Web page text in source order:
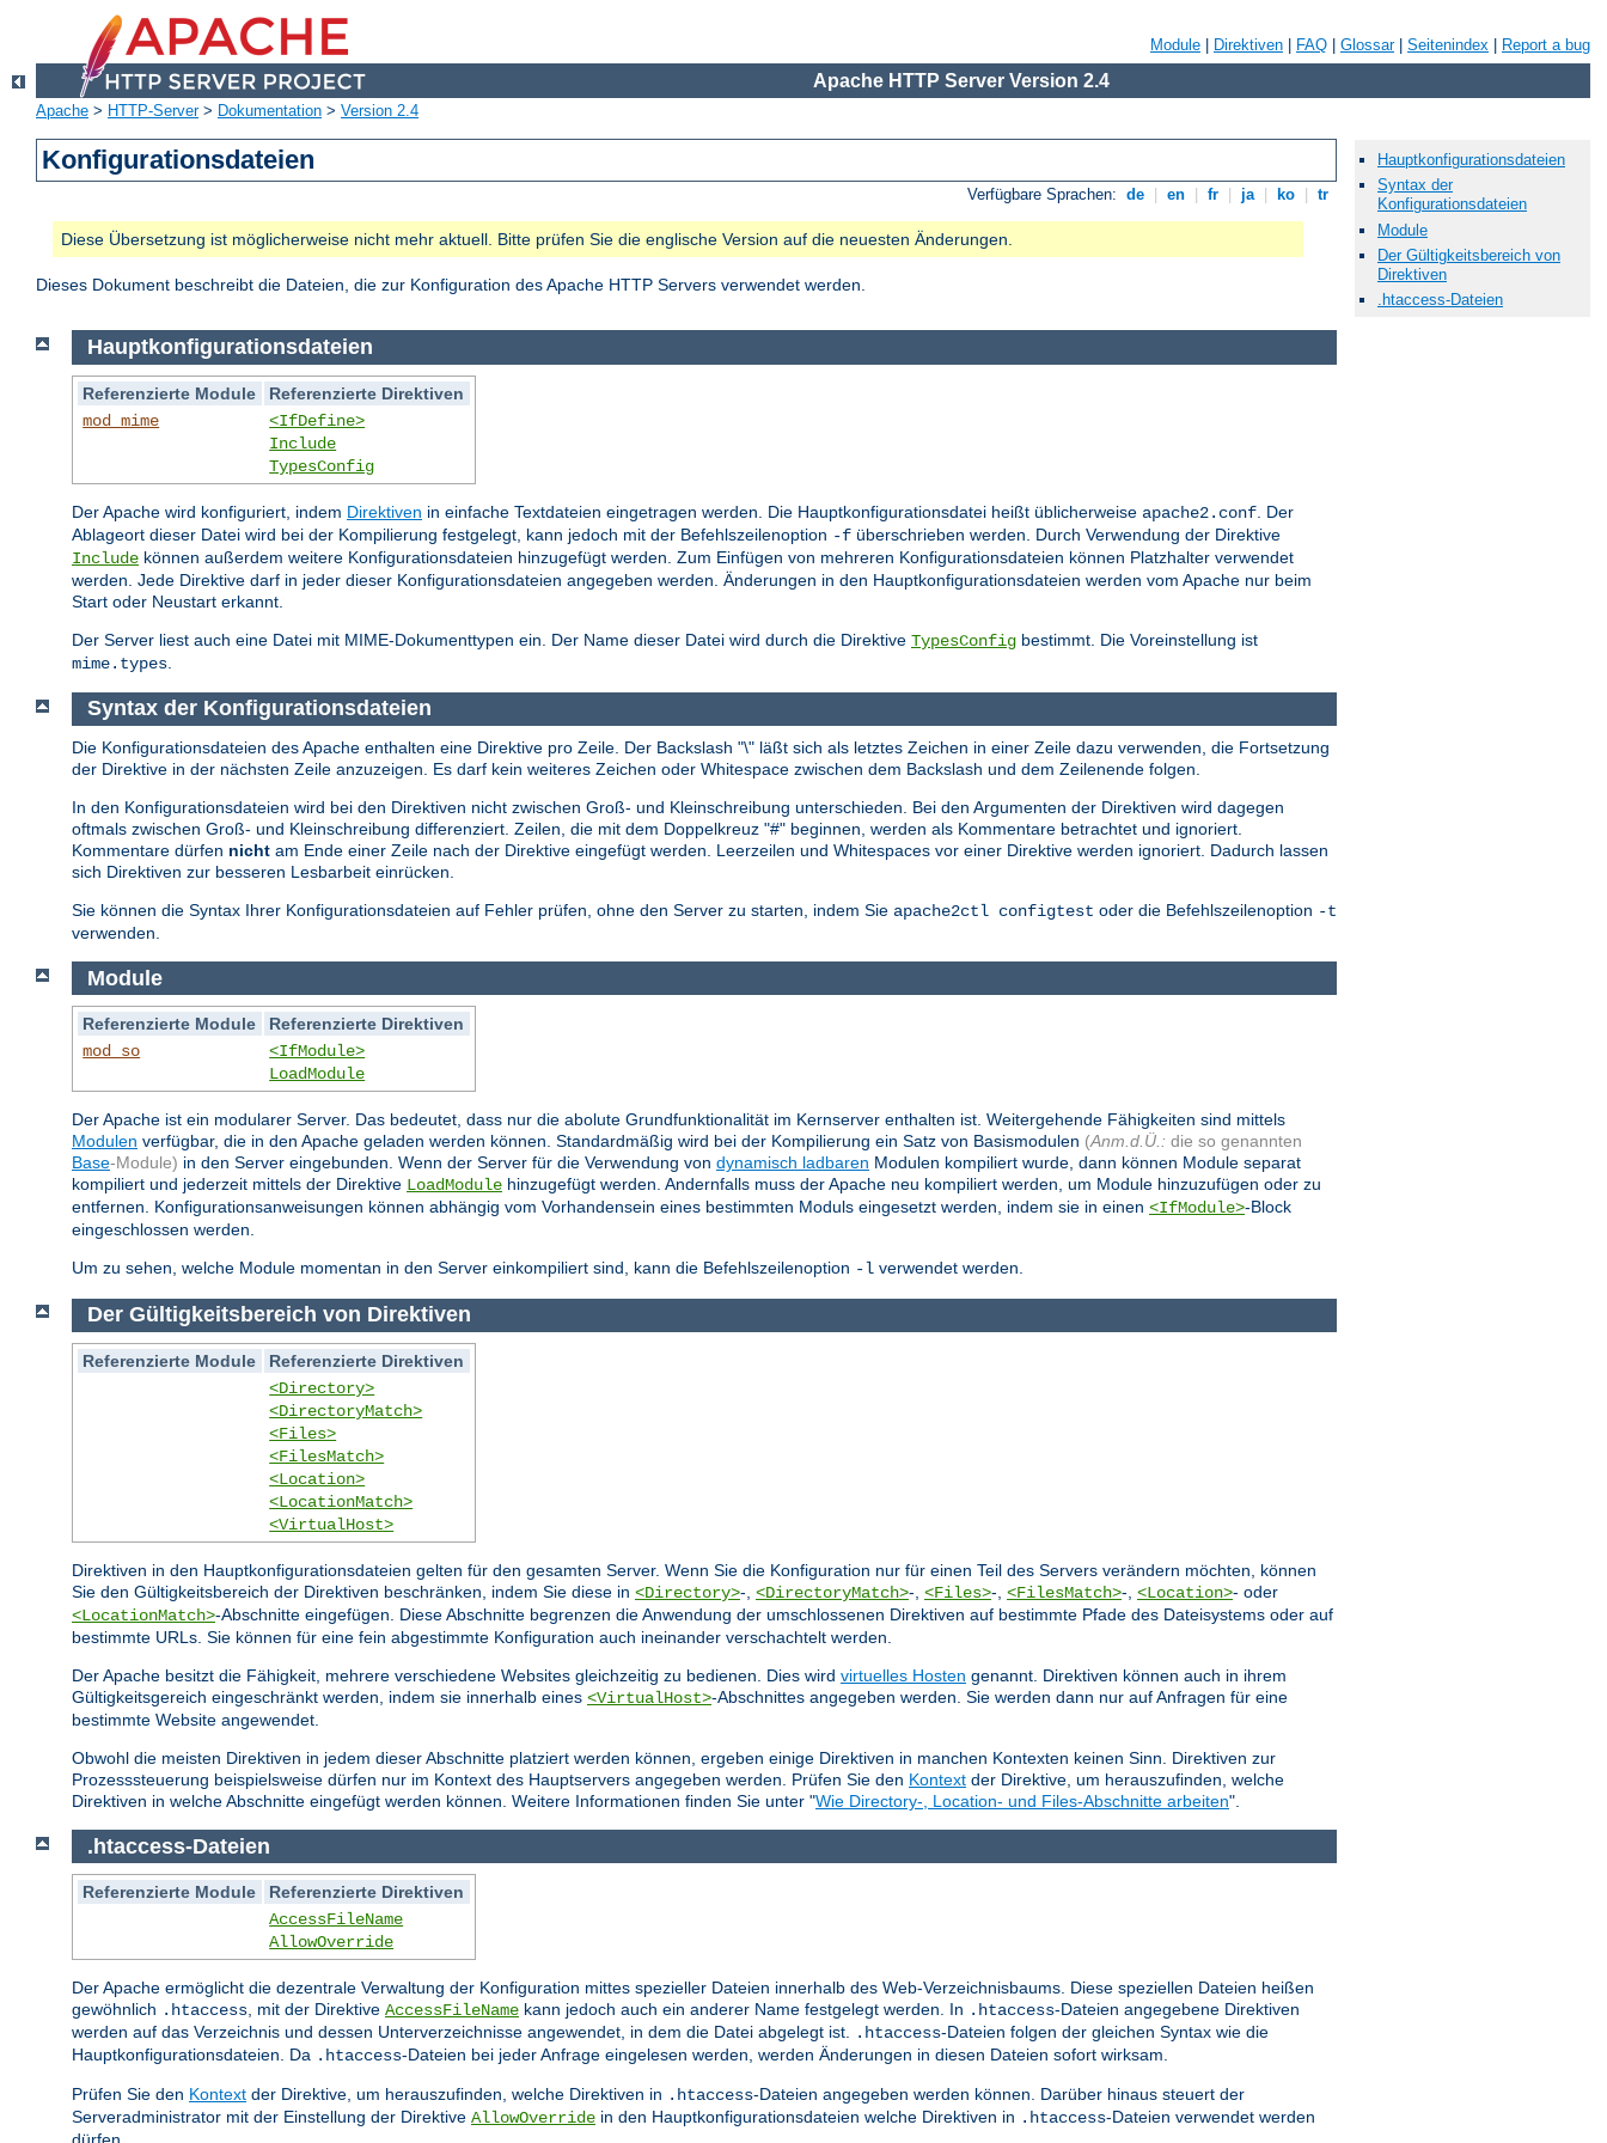
Module Direktiven FAQ Glossar| Seitenindex Report a bug
Apache HTTP Server Version 2.4
Apache > HTTP-Server> Dokumentation > Version 2.4
Konfigurationsdateien
Verfügbare Sprachen: de en fr ja ko tr
Diese Übersetzung ist möglicherweise nicht mehr aktuell. Bitte prüfen Sie die englische Version auf die neuesten Änderungen.
Dieses Dokument beschreibt die Dateien, die zur Konfiguration des Apache HTTP Servers verwendet werden.
Hauptkonfigurationsdateien
Referenzierte Module
Referenzierte Direktiven
mod_mime
<IfDefine>
Include
TypesConfig
Der Apache wird konfiguriert, indem Direktiven in einfache Textdateien eingetragen werden. Die Hauptkonfigurationsdatei heißt üblicherweise apache2.conf . Der
Ablageort dieser Datei wird bei der Kompilierung festgelegt, kann jedoch mit der Befehlszeilenoption -f überschrieben werden. Durch Verwendung der Direktive
Include können außerdem weitere Konfigurationsdateien hinzugefügt werden. Zum Einfügen von mehreren Konfigurationsdateien können Platzhalter verwendet
werden. Jede Direktive darf in jeder dieser Konfigurationsdateien angegeben werden. Änderungen in den Hauptkonfigurationsdateien werden vom Apache nur beim
Start oder Neustart erkannt.
Der Server liest auch eine Datei mit MIME-Dokumenttypen ein. Der Name dieser Datei wird durch die Direktive TypesConfig bestimmt. Die Voreinstellung ist
mime.types
Syntax der Konfigurationsdateien
Die Konfigurationsdateien des Apache enthalten eine Direktive pro Zeile. Der Backslash "\" läßt sich als letztes Zeichen in einer Zeile dazu verwenden, die Fortsetzung
der Direktive in der nächsten Zeile anzuzeigen. Es darf kein weiteres Zeichen oder Whitespace zwischen dem Backslash und dem Zeilenende folgen.
In den Konfigurationsdateien wird bei den Direktiven nicht zwischen Groß- und Kleinschreibung unterschieden. Bei den Argumenten der Direktiven wird dagegen
oftmals zwischen Groß- und Kleinschreibung differenziert. Zeilen, die mit dem Doppelkreuz "#" beginnen, werden als Kommentare betrachtet und ignoriert.
Kommentare dürfen nicht am Ende einer Zeile nach der Direktive eingefügt werden. Leerzeilen und Whitespaces vor einer Direktive werden ignoriert. Dadurch lassen
sich Direktiven zur besseren Lesbarbeit einrücken.
Sie können die Syntax Ihrer Konfigurationsdateien auf Fehler prüfen, ohne den Server zu starten, indem Sie apache2ctl configtest oder die Befehlszeilenoption -t
verwenden.
Module
Referenzierte Module
Referenzierte Direktiven
mod_so
<IfModule>
LoadModule
Der Apache ist ein modularer Server. Das bedeutet, dass nur die abolute Grundfunktionalität im Kernserver enthalten ist. Weitergehende Fähigkeiten sind mittels
Modulen verfügbar, die in den Apache geladen werden können. Standardmäßig wird bei der Kompilierung ein Satz von Basismodulen (Anm.d.Ü.: die so genannten
Base-Module) in den Server eingebunden. Wenn der Server für die Verwendung von dynamisch ladbaren Modulen kompiliert wurde, dann können Module separat
kompiliert und jederzeit mittels der Direktive LoadModule hinzugefügt werden. Andernfalls muss der Apache neu kompiliert werden, um Module hinzuzufügen oder zu
entfernen. Konfigurationsanweisungen können abhängig vom Vorhandensein eines bestimmten Moduls eingesetzt werden, indem sie in einen <IfModule>-Block
eingeschlossen werden.
Um zu sehen, welche Module momentan in den Server einkompiliert sind, kann die Befehlszeilenoption -l verwendet werden.
Der Gültigkeitsbereich von Direktiven
Referenzierte Module
Referenzierte Direktiven
<Directory>
<DirectoryMatch>
<Files>
<FilesMatch>
<Location>
<LocationMatch>
<VirtualHost>
Direktiven in den Hauptkonfigurationsdateien gelten für den gesamten Server. Wenn Sie die Konfiguration nur für einen Teil des Servers verändern möchten, können
Sie den Gültigkeitsbereich der Direktiven beschränken, indem Sie diese in <Directory>-, <DirectoryMatch>-, <Files>-, <FilesMatch>-, <Location>- oder
<LocationMatch>-Abschnitte eingefügen. Diese Abschnitte begrenzen die Anwendung der umschlossenen Direktiven auf bestimmte Pfade des Dateisystems oder auf
bestimmte URLs. Sie können für eine fein abgestimmte Konfiguration auch ineinander verschachtelt werden.
Der Apache besitzt die Fähigkeit, mehrere verschiedene Websites gleichzeitig zu bedienen. Dies wird virtuelles Hosten genannt. Direktiven können auch in ihrem
Gültigkeitsgereich eingeschränkt werden, indem sie innerhalb eines <VirtualHost>-Abschnittes angegeben werden. Sie werden dann nur auf Anfragen für eine
bestimmte Website angewendet.
Obwohl die meisten Direktiven in jedem dieser Abschnitte platziert werden können, ergeben einige Direktiven in manchen Kontexten keinen Sinn. Direktiven zur
Prozesssteuerung beispielsweise dürfen nur im Kontext des Hauptservers angegeben werden. Prüfen Sie den Kontext der Direktive, um herauszufinden, welche
Direktiven in welche Abschnitte eingefügt werden können. Weitere Informationen finden Sie unter "Wie Directory-, Location- und Files-Abschnitte arbeiten".
.htaccess-Dateien
Referenzierte Module
Referenzierte Direktiven
AccessFileName
AllowOverride
Der Apache ermöglicht die dezentrale Verwaltung der Konfiguration mittes spezieller Dateien innerhalb des Web-Verzeichnisbaums. Diese speziellen Dateien heißen
gewöhnlich .htaccess, mit der Direktive AccessFileName kann jedoch auch ein anderer Name festgelegt werden. In .htaccess-Dateien angegebene Direktiven
werden auf das Verzeichnis und dessen Unterverzeichnisse angewendet, in dem die Datei abgelegt ist. .htaccess-Dateien folgen der gleichen Syntax wie die
Hauptkonfigurationsdateien. Da .htaccess-Dateien bei jeder Anfrage eingelesen werden, werden Änderungen in diesen Dateien sofort wirksam.
Prüfen Sie den Kontext der Direktive, um herauszufinden, welche Direktiven in .htaccess-Dateien angegeben werden können. Darüber hinaus steuert der
Serveradministrator mit der Einstellung der Direktive AllowOverride in den Hauptkonfigurationsdateien welche Direktiven in .htaccess-Dateien verwendet werden
Hauptkonfigurationsdateien
Syntax der
Konfigurationsdateien
Module
Der Gültigkeitsbereich von
Direktiven
.htaccess-Dateien